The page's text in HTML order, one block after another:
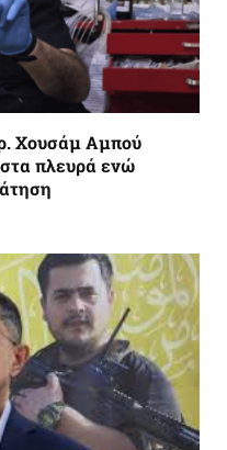
Χουσάμ Αμπού
πλευρά ενώ